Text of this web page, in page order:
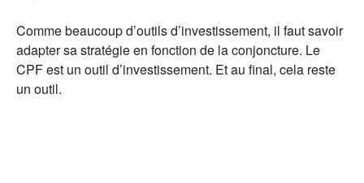
Comme beaucoup d’outils d’investissement, il faut savoir
adapter sa stratégie en fonction de la conjoncture. Le
CPF est un outil d’investissement. Et au final, cela reste
un outil.